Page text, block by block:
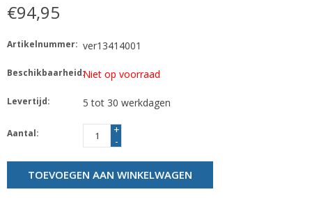
€94,95
Artikelnummer: ver13414001
Beschikbaarheid:Niet op voorraad
Levertijd: 5 tot 30 werkdagen
Aantal:
+
-
TOEVOEGEN AAN WINKELWAGEN